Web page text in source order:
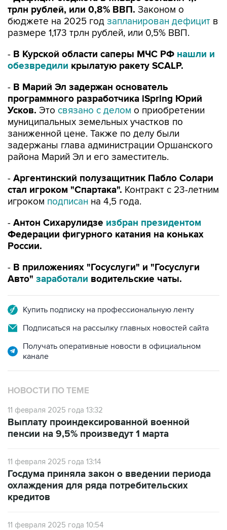
трлн рублей, или 0,8% ВВП. Законом о
бюджете на 2025 год запланирован дефицит в
размере 1,173 трлн рублей, или 0,5% ВВП.
- В Курской области саперы МЧС РФ нашли и
обезвредили крылатую ракету SCALP.
- В Марий Эл задержан основатель
программного разработчика iSpring Юрий
Усков. Это связано с делом о приобретении
муниципальных земельных участков по
заниженной цене. Также по делу были
задержаны глава администрации Оршанского
района Марий Эл и его заместитель.
- Аргентинский полузащитник Пабло Солари
стал игроком "Спартака". Контракт с 23-летним
игроком подписан на 4,5 года.
- Антон Сихарулидзе избран президентом
Федерации фигурного катания на коньках
России.
- В приложениях "Госуслуги" и "Госуслуги
Авто" заработали водительские чаты.
Купить подписку на профессиональную ленту
Подписаться на рассылку главных новостей сайта
Получать оперативные новости в официальном
канале
НОВОСТИ ПО ТЕМЕ
11 февраля 2025 года 13:32
Выплату проиндексированной военной
пенсии на 9,5% произведут 1 марта
11 февраля 2025 года 13:14
Госдума приняла закон о введении периода
охлаждения для ряда потребительских
кредитов
11 февраля 2025 года 10:54